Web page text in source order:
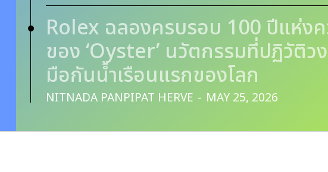
Rolex ฉลองครบรอบ 100 ปีแห่งค
ของ ‘Oyster’ นวัตกรรมที่ปฏิวัติว
มือกันน้ำเรือนแรกของโลก
NITNADA PANPIPAT HERVE - MAY 25, 2026